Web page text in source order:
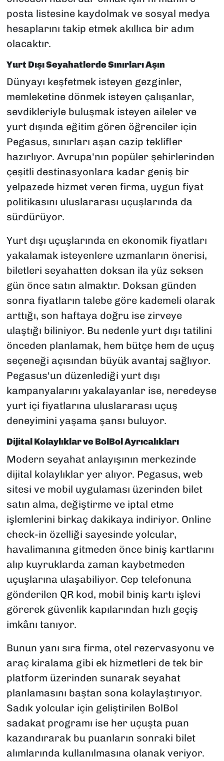
posta listesine kaydolmak ve sosyal medya
hesaplarını takip etmek akıllıca bir adım
olacaktır.
Yurt Dışı Seyahatlerde Sınırları Aşın
Dünyayı keşfetmek isteyen gezginler,
memleketine dönmek isteyen çalışanlar,
sevdikleriyle buluşmak isteyen aileler ve
yurt dışında eğitim gören öğrenciler için
Pegasus, sınırları aşan cazip teklifler
hazırlıyor. Avrupa'nın popüler şehirlerinden
çeşitli destinasyonlara kadar geniş bir
yelpazede hizmet veren firma, uygun fiyat
politikasını uluslararası uçuşlarında da
sürdürüyor.
Yurt dışı uçuşlarında en ekonomik fiyatları
yakalamak isteyenlere uzmanların önerisi,
biletleri seyahatten doksan ila yüz seksen
gün önce satın almaktır. Doksan günden
sonra fiyatların talebe göre kademeli olarak
arttığı, son haftaya doğru ise zirveye
ulaştığı biliniyor. Bu nedenle yurt dışı tatilini
önceden planlamak, hem bütçe hem de uçuş
seçeneği açısından büyük avantaj sağlıyor.
Pegasus'un düzenlediği yurt dışı
kampanyalarını yakalayanlar ise, neredeyse
yurt içi fiyatlarına uluslararası uçuş
deneyimini yaşama şansı buluyor.
Dijital Kolaylıklar ve BolBol Ayrıcalıkları
Modern seyahat anlayışının merkezinde
dijital kolaylıklar yer alıyor. Pegasus, web
sitesi ve mobil uygulaması üzerinden bilet
satın alma, değiştirme ve iptal etme
işlemlerini birkaç dakikaya indiriyor. Online
check-in özelliği sayesinde yolcular,
havalimanına gitmeden önce biniş kartlarını
alıp kuyruklarda zaman kaybetmeden
uçuşlarına ulaşabiliyor. Cep telefonuna
gönderilen QR kod, mobil biniş kartı işlevi
görerek güvenlik kapılarından hızlı geçiş
imkânı tanıyor.
Bunun yanı sıra firma, otel rezervasyonu ve
araç kiralama gibi ek hizmetleri de tek bir
platform üzerinden sunarak seyahat
planlamasını baştan sona kolaylaştırıyor.
Sadık yolcular için geliştirilen BolBol
sadakat programı ise her uçuşta puan
kazandırarak bu puanların sonraki bilet
alımlarında kullanılmasına olanak veriyor.